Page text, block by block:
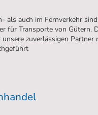
als auch im Fernverkehr
für Transporte von Gütern.
zuverlässigen Partner